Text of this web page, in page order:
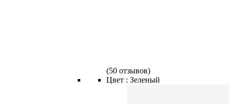
(50 отзывов)
Цвет : Зеленый